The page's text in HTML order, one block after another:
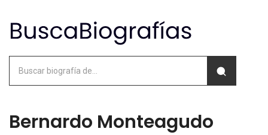
Bernardo Monteagudo